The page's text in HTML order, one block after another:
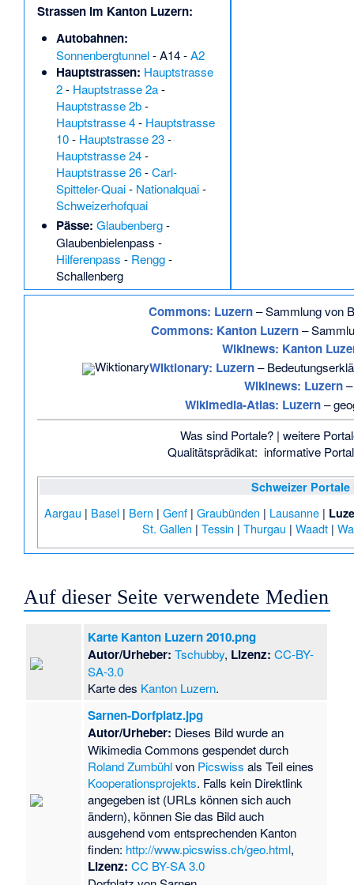
Strassen im Kanton Luzern:
Autobahnen:
Sonnenbergtunnel-A14-A2
Hauptstrassen: Hauptstrasse
2- Hauptstrasse 2a-
Hauptstrasse 2b-
Hauptstrasse 4- Hauptstrasse
10- Hauptstrasse 23-
Hauptstrasse 24-
Hauptstrasse 26-Carl-
Spitteler-Quai- Nationalquai-
Schweizerhofquai
Pässe: Glaubenberg-
Glaubenbielenpass -
Hilferenpass - Rengg-
Schallenberg
Commons: Luzern– Sammlung von
Commons: Kanton Luzern–
Wikinews: Kanton
Wiktionary: Luzern–
Wikinews: Luzern–
Wikimedia-Atlas: Luzern–
Was sind Portale?| weitere
Qualitätsprädikat: informative
Schweizer Portale
Aargau | Basel| Bern | Genf| Graubünden | Lausanne|
St. Gallen | Tessin | Thurgau | Waadt|
Auf dieser Seite verwendete Medien
Karte Kanton Luzern 2010.png
Autor/Urheber: Tschubby, Lizenz: CC-BY-
SA-3.0
Karte des Kanton Luzern.
Sarnen-Dorfplatz.jpg
Autor/Urheber: Dieses Bild wurde an
Wikimedia Commons gespendet durch
Roland Zumbühlvon Picswiss als Teil eines
Kooperationsprojekts. Falls kein Direktlink
angegeben ist (URLs können sich auch
ändern), können Sie das Bild auch
ausgehend vom entsprechenden Kanton
finden: http://www.picswiss.ch/geo.html,
Lizenz: CC BY-SA 3.0